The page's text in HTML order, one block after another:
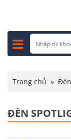
Trang chủ »
ĐÈN